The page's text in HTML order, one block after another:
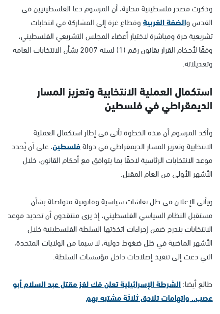
وذكرت مصدر فلسطينية محلية، أن المرسوم دعا الفلسطينيين في
القدس والضفة الغربيةوقطاع غزة إلى المشاركة في انتخابات
تشريعية حرة ومباشرة لاختيار أعضاء المجلس التشريعي الفلسطيني،
وفقًا لأحكام القرار بقانون رقم (1) لسنة 2007 بشأن الانتخابات العامة
وتعديلاته.
استكمال العملية الانتخابية وتعزيز المسار
الديمقراطي في فلسطين
وأكد المرسوم أن هذه الخطوة تأتي في إطار استكمال العملية
الانتخابية وتعزيز المسار الديمقراطي في دولةفلسطين، على أن يُحدد
موعد الانتخابات الرئاسية لاحقًا بما يتوافق مع أحكام القانون، خلال
الأشهر الأولى من العام المقبل.
ويأتي الإعلان في ظل نقاشات سياسية وقانونية متواصلة بشأن
مستقبل النظام السياسي الفلسطيني، إذ يرى منتقدون أن تحديد موعد
الانتخابات يندرج ضمن إجراءات اتخذتها السلطة الفلسطينية خلال
الأشهر الماضية في ظل ضغوط دولية، لا سيما من الولايات المتحدة،
التي دعت إلى تنفيذ إصلاحات داخل مؤسسات السلطة.
طالع أيضا:الشرطة الإسرائيلية تعلن فك لغز مقتل عبد السلام أبو
عصب.. واتهامات تلاحق ثلاثة مشتبه بهم